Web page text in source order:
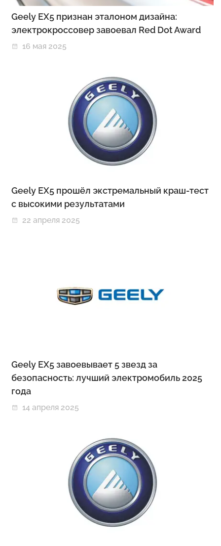
Geely EX5 признан эталоном дизайна:
электрокроссовер завоевал Red Dot Award
16 мая 2025
Geely EX5 прошёл экстремальный краш-тест
с высокими результатами
22 апреля 2025
Geely EX5 завоевывает 5 звезд за
безопасность: лучший электромобиль 2025
года
14 апреля 2025